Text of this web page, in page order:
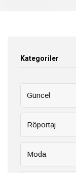
Kategoriler
Güncel
Röportaj
Moda